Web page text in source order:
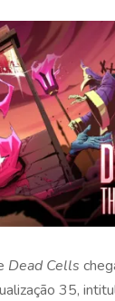
Dead Cells
35,